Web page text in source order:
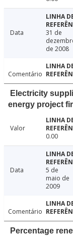
Data
31 de
de 2008
Comentário
Electricity
energy project
Valor
0.00
Data
5 de
maio de
2009
Comentário
Percentage